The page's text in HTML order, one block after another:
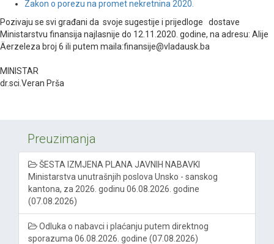
Zakon o porezu na promet nekretnina 2020.
Pozivaju se svi građani da svoje sugestije i prijedloge dostave
Ministarstvu finansija najlasnije do 12.11.2020. godine, na adresu: Alije
Äerzeleza broj 6 ili putem maila:finansije@vladausk.ba
MINISTAR
dr.sci.Veran Prša
Preuzimanja
ŠESTA IZMJENA PLANA JAVNIH NABAVKI
Ministarstva unutrašnjih poslova Unsko - sanskog
kantona, za 2026. godinu 06.08.2026. godine
(07.08.2026)
Odluka o nabavci i plaćanju putem direktnog
sporazuma 06.08.2026. godine (07.08.2026)